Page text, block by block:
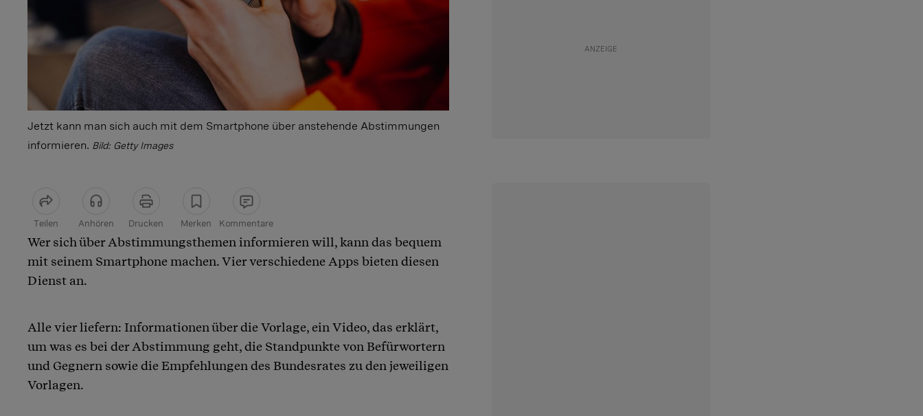
Jetzt kann man sich auch mit dem Smartphone über anstehende Abstimmungen
informieren. Bild: Getty Images
Teilen Anhören Drucken Merken Kommentare
Artikel teilen
Wer sich über Abstimmungsthemen informieren will, kann das bequem
mit seinem Smartphone machen. Vier verschiedene Apps bieten diesen
Dienst an.
Alle vier liefern: Informationen über die Vorlage, ein Video, das erklärt,
um was es bei der Abstimmung geht, die Standpunkte von Befürwortern
und Gegnern sowie die Empfehlungen des Bundesrates zu den jeweiligen
Vorlagen.